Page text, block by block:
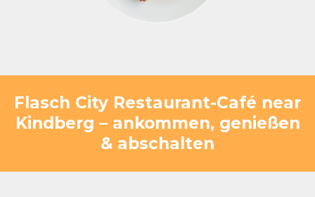
Flasch City Restaurant-Café near
Kindberg – ankommen, genießen
& abschalten